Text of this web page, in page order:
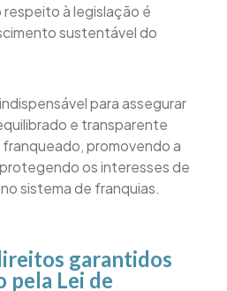
à legislação é
sustentável do
para assegurar
e transparente
promovendo a
os interesses de
sistema de franquias.
garantidos
pela Lei de